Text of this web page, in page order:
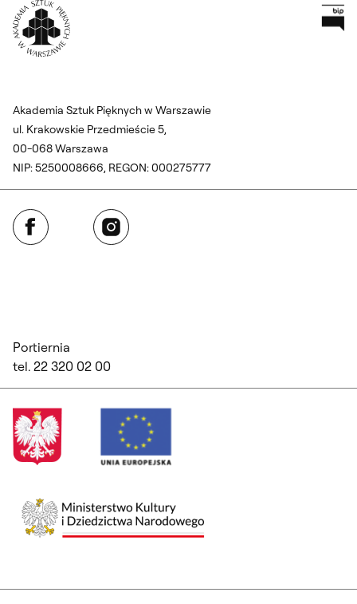
Akademia Sztuk Pięknych w Warszawie
ul. Krakowskie Przedmieście 5,
00-068 Warszawa
NIP: 5250008666, REGON: 000275777
Facebook Instagram
Portiernia
tel. 22 320 02 00